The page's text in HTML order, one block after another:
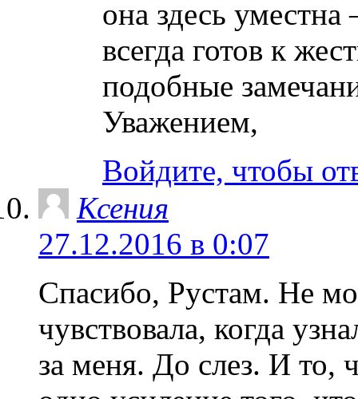
она здесь
всегда готов к
подобные
Уважением,
Войдите, чтобы
Ксения
27.12.2016 в 0:07
Спасибо, Рустам. Не
чувствовала, когда
за меня. До слез. И то,